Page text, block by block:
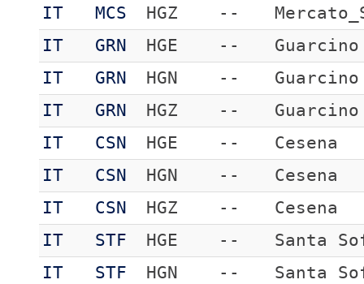
IT
MCS HGZ --
IT
GRN HGE --
Guarcino
IT
GRN HGN --
Guarcino
IT
GRN HGZ --
Guarcino
IT
CSN HGE --
Cesena
IT
CSN HGN --
Cesena
IT
CSN HGZ --
Cesena
IT
STF HGE --
Santa
IT
STF HGN --
Santa